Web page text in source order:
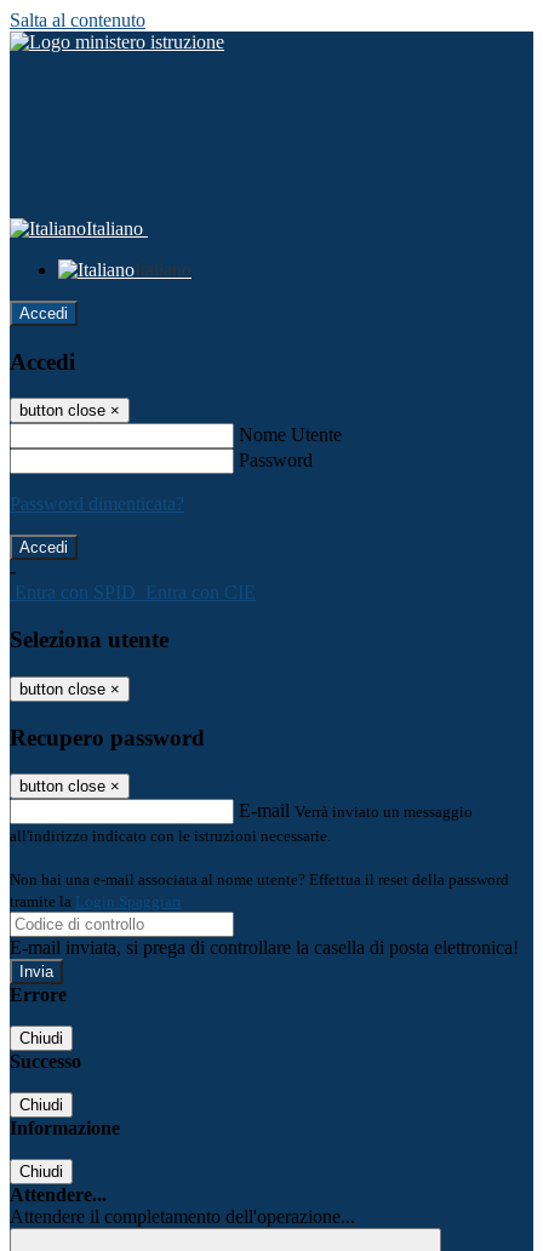
Salta al contenuto
Italiano
Italiano
Accedi
Accedi
button close ×
Nome Utente
Password
Password dimenticata?
-
Entra con SPID Entra con CIE
Seleziona utente
button close ×
Recupero password
button close ×
E-mail Verrà inviato un messaggio
all'indirizzo indicato con le istruzioni necessarie.
Non hai una e-mail associata al nome utente? Effettua il reset della password
tramite la Login Spaggiari
E-mail inviata, si prega di controllare la casella di posta elettronica!
Errore
Chiudi
Successo
Chiudi
Informazione
Chiudi
Attendere...
Attendere il completamento dell'operazione...